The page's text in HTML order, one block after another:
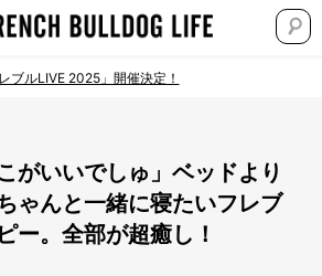
レブルLIVE 2025」開催決定！
こがいいでしゅ」ベッドより
ゃんと一緒に寝たいフレブ
ー。全部が超癒し！